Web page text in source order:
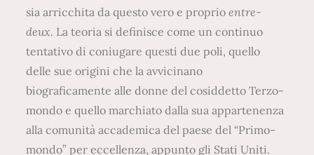
sia arricchita da questo vero e proprioentre-
deux. La teoria si definisce come un continuo
tentativo di coniugare questi due poli, quello
delle sue origini che la avvicinano
biograficamente alle donne del cosiddetto Terzo-
mondo e quello marchiato dalla sua appartenenza
alla comunità accademica del paese del “Primo-
mondo” per eccellenza, appunto gli Stati Uniti.